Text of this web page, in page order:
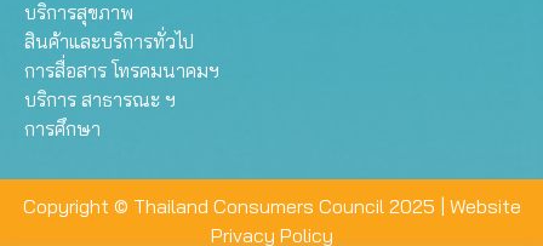
บริการสุขภาพ
สินค้าและบริการทั่วไป
การสื่อสาร โทรคมนาคมฯ
บริการ สาธารณะ ฯ
การศึกษา
Copyright © Thailand Consumers Council 2025 | Website
Privacy Policy